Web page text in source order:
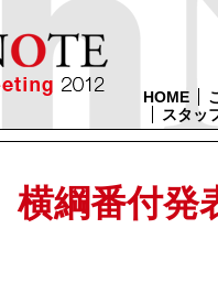
HOME
スタッ
横綱番付発